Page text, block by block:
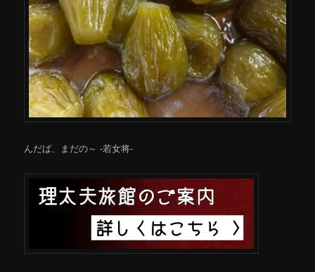
んだば、まだの～ -若女将-